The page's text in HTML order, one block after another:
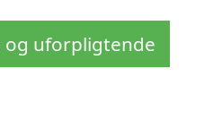
og uforpligtende